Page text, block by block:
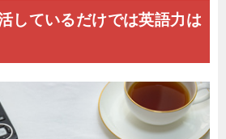
しているだけでは英語力は